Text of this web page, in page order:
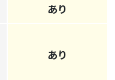
あり
あり